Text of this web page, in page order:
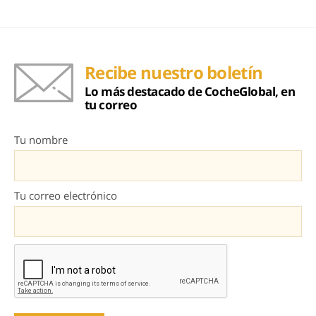
Recibe nuestro boletín
Lo más destacado de CocheGlobal, en
tu correo
Tu nombre
Tu correo electrónico